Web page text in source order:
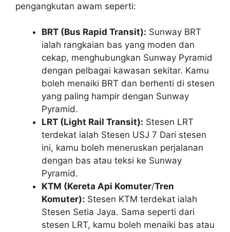
pengangkutan awam seperti:
BRT (Bus Rapid Transit): Sunway BRT
ialah rangkaian bas yang moden dan
cekap, menghubungkan Sunway Pyramid
dengan pelbagai kawasan sekitar. Kamu
boleh menaiki BRT dan berhenti di stesen
yang paling hampir dengan Sunway
Pyramid.
LRT (Light Rail Transit): Stesen LRT
terdekat ialah Stesen USJ 7 Dari stesen
ini, kamu boleh meneruskan perjalanan
dengan bas atau teksi ke Sunway
Pyramid.
KTM (Kereta Api Komuter/Tren
Komuter): Stesen KTM terdekat ialah
Stesen Setia Jaya. Sama seperti dari
stesen LRT, kamu boleh menaiki bas atau